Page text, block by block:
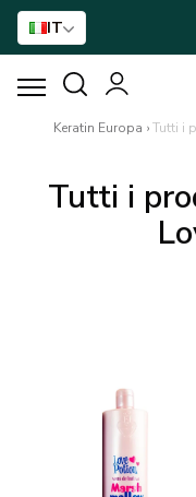
IT
CORSO DI
TRATTAMENTO
NANO GOLD
ACCESSORI
Keratin Europa ›Tutti i
Tutti i